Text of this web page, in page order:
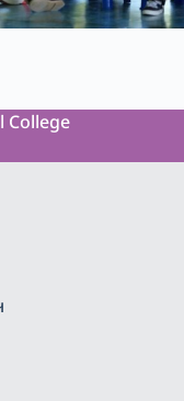
College